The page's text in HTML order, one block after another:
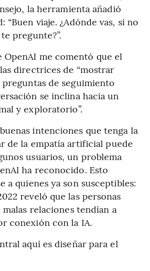
la herramienta añadió
“Buen viaje. ¿Adónde vas, si no
pregunte?”.
OpenAI me comentó que el
directrices de “mostrar
de seguimiento
se inclina hacia un
y exploratorio”.
intenciones que tenga la
de la empatía artificial puede
usuarios, un problema
ha reconocido. Esto
a quienes ya son susceptibles:
reveló que las personas
relaciones tendían a
conexión con la IA.
aquí es diseñar para el